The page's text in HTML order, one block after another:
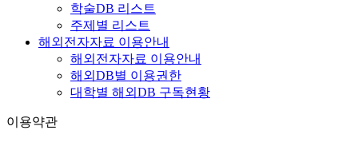
학술DB 리스트
주제별 리스트
해외전자자료 이용안내
해외전자자료 이용안내
해외DB별 이용권한
대학별 해외DB 구독현황
이용약관